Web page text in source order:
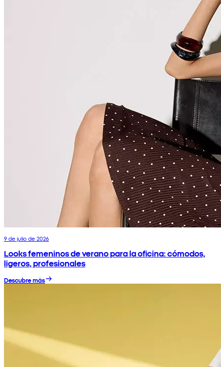
9 de julio de 2026
Looks femeninos de verano para la oficina: cómodos,
ligeros, profesionales
Descubre más